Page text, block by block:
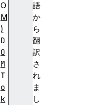
語
か
ら
翻
訳
さ
れ
ま
し
O
M
)
D
O
M
T
o
k